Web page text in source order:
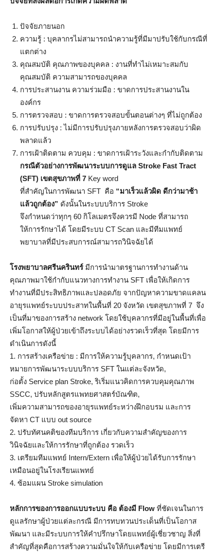
ปัจจัยภายนอก
ความรู้ : บุคลากรไม่สามารถนำความรู้ที่มีมาปรับใช้กับกรณีที่
แตกต่าง
คุณสมบัติ คุณภาพของบุคคล : งานที่ทำไม่เหมาะสมกับ
คุณสมบัติ ความสามารถของบุคคล
การประสานงาน ความร่วมมือ : ขาดการประสานงานใน
องค์กร
การตรวจสอบ : ขาดการตรวจสอบขั้นตอนต่างๆ ที่ไม่ถูกต้อง
การปรับปรุง : ไม่มีการปรับปรุงภายหลังการตรวจสอบว่าผิด
พลาดแล้ว
การเฝ้าติดตาม ควบคุม : ขาดการเฝ้าระวังและกำกับติดตาม
กรณีตัวอย่างการพัฒนาระบบการดูแล Stroke Fast Tract
(SFT) เขตสุขภาพที่ 7 Key word
ที่สำคัญในการพัฒนา SFT คือ “มาเร็วแล้วผิด ดีกว่ามาช้า
แล้วถูกต้อง” ดังนั้นในระบบบริการ Stroke
จึงกำหนดว่าทุกๆ 60 กิโลเมตรจึงควรมี Node ที่สามารถ
ให้การรักษาได้ โดยมีระบบ CT Scan และมีทีมแพทย์
พยาบาลที่มีประสบการณ์สามารถวินิจฉัยได้
โรงพยาบาลศรีนครินทร์มีการนำมาตรฐานการทำงานด้าน
คุณภาพมาใช้กำกับแนวทางการทำงาน SFT เพื่อให้เกิดการ
ทำงานที่มีประสิทธิภาพและปลอดภัย จากปัญหาความขาดแคลน
อายุรแพทย์ระบบประสาทในพื้นที่ 20 จังหวัด เขตสุขภาพที่ 7 จึง
เป็นที่มาของการสร้าง network โดยใช้บุคลากรที่มีอยู่ในพื้นที่เพื่อ
เพิ่มโอกาสให้ผู้ป่วยเข้าถึงระบบได้อย่างรวดเร็วที่สุด โดยมีการ
ดำเนินการดังนี้
1. การสร้างเครือข่าย : มีการให้ความรู้บุคลากร, กำหนดเป้า
หมายการพัฒนาระบบบริการ SFT ในแต่ละจังหวัด,
ก่อตั้ง Service plan Stroke, ริเริ่มแนวคิดการควบคุมคุณภาพ
SSCC, ปรับหลักสูตรแพทยศาสตร์บัณฑิต,
เพิ่มความสามารถของอายุรแพทย์ระหว่างฝึกอบรม และการ
จัดหา CT แบบ out source
2. ปรับทัศนคติของทีมบริการ เกี่ยวกับความสำคัญของการ
วินิจฉัยและให้การรักษาที่ถูกต้อง รวดเร็ว
3. เตรียมทีมแพทย์ Intern/Extern เพื่อให้ผู้ป่วยได้รับการรักษา
เหมือนอยู่ในโรงเรียนแพทย์
4. ซ้อมแผน Stroke simulation
หลักการของการออกแบบระบบ คือ ต้องมี Flow ที่ชัดเจนในการ
ดูแลรักษาผู้ป่วยแต่ละกรณี มีการทบทวนประเด็นที่เป็นโอกาส
พัฒนา และมีระบบการให้คำปรึกษาโดยแพทย์ผู้เชี่ยวชาญ สิ่งที่
สำคัญที่สุดคือการสร้างความมั่นใจให้กับเครือข่าย โดยมีการเตรี